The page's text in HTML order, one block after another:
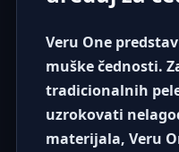
Veru One
muške čednosti.
tradicionalnih
uzrokovati
materijala, Veru